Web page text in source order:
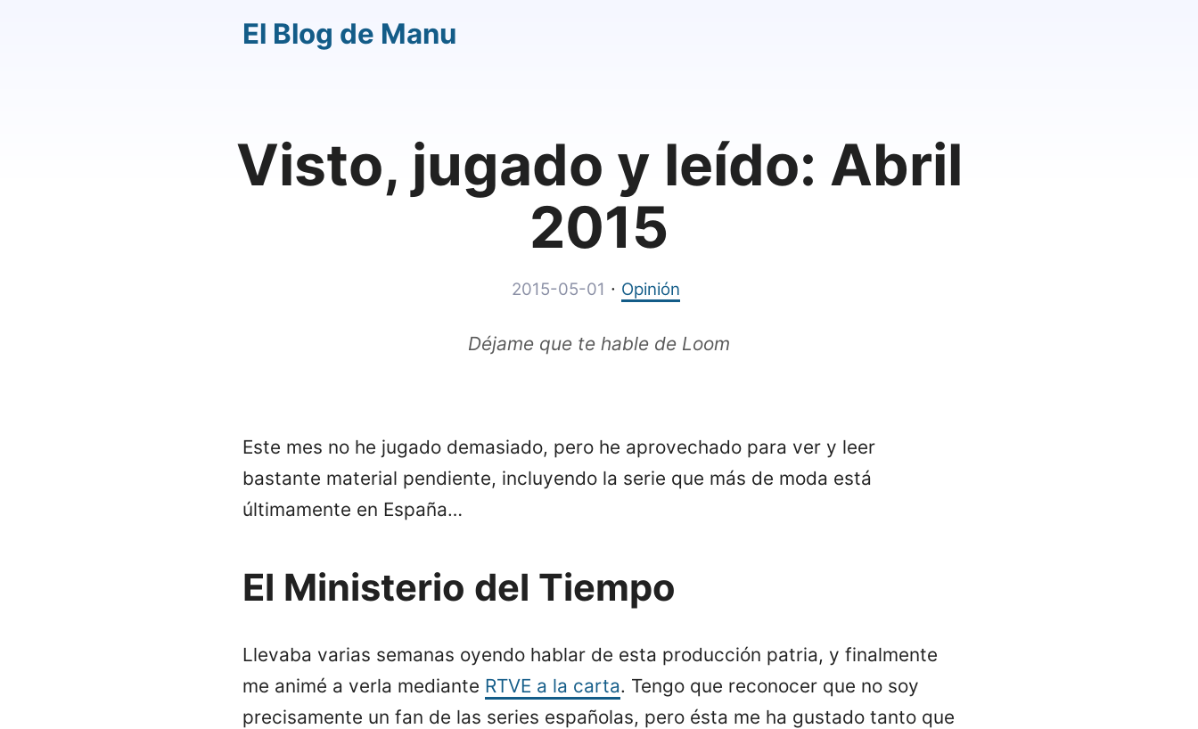
El Blog de Manu
Visto, jugado y leído: Abril
2015
2015-05-01 · Opinión
Déjame que te hable de Loom
Este mes no he jugado demasiado, pero he aprovechado para ver y leer
bastante material pendiente, incluyendo la serie que más de moda está
últimamente en España…
El Ministerio del Tiempo
Llevaba varias semanas oyendo hablar de esta producción patria, y finalmente
me animé a verla mediante RTVE a la carta. Tengo que reconocer que no soy
precisamente un fan de las series españolas, pero ésta me ha gustado tanto que